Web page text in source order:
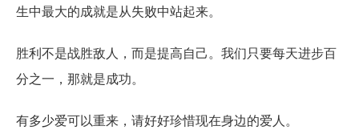
生中最大的成就是从失败中站起来。
胜利不是战胜敌人，而是提高自己。我们只要每天进步百
分之一，那就是成功。
有多少爱可以重来，请好好珍惜现在身边的爱人。